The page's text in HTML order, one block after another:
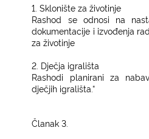
1. Sklonište za životinje
Rashod se odnosi na
dokumentacije i izvođenja
za životinje
2. Dječja igrališta
Rashodi planirani za
dječjih igrališta.“
Članak 3.